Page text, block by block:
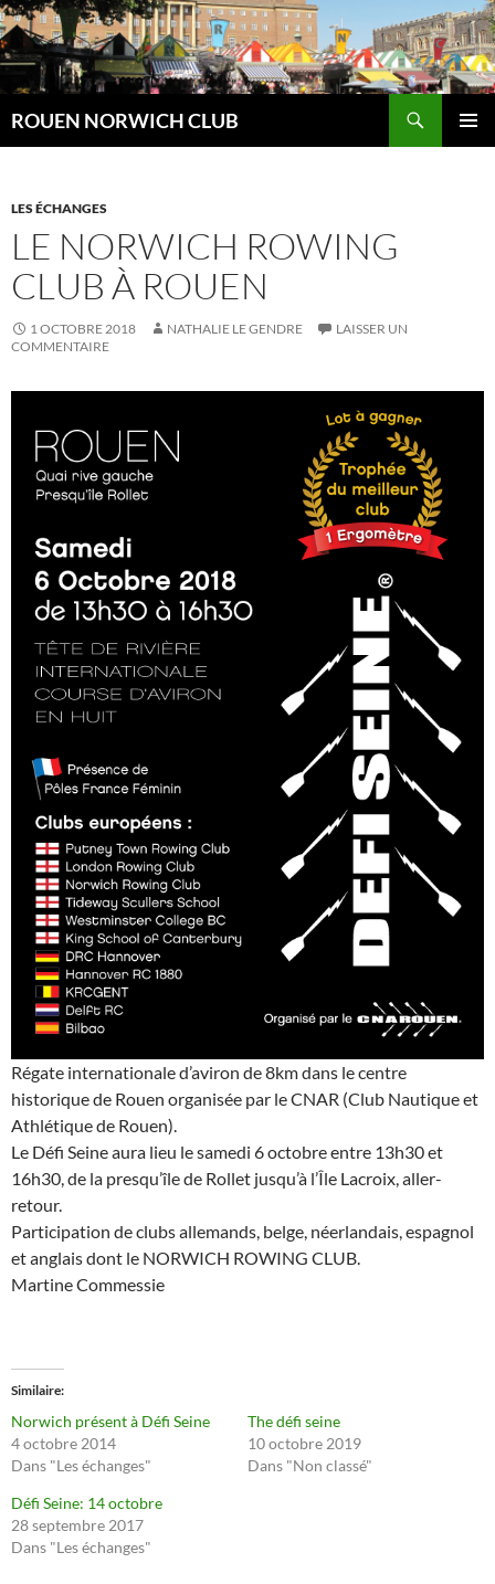
Aller
au
contenu
ROUEN NORWICH CLUB
LES ÉCHANGES
LE NORWICH ROWING
CLUB À ROUEN
1 OCTOBRE 2018 NATHALIE LE GENDRE
LAISSER UN
COMMENTAIRE
Régate internationale d’aviron de 8km dans le centre
historique de Rouen organisée par le CNAR (Club Nautique et
Athlétique de Rouen).
Le Défi Seine aura lieu lesamedi 6 octobre entre 13h30 et
16h30, de la presqu’île de Rollet jusqu’à l’Île Lacroix, aller-
retour.
Participation de clubs allemands, belge, néerlandais, espagnol
et anglais dont le NORWICH ROWING CLUB.
Martine Commessie
Similaire
Norwich présent à Défi Seine
4 octobre 2014
Dans "Les échanges"
The défi seine
10 octobre 2019
Dans "Non classé"
Défi Seine: 14 octobre
28 septembre 2017
Dans "Les échanges"